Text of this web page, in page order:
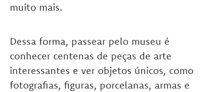
muito mais.
Dessa forma, passear pelo museu é
conhecer centenas de peças de arte
interessantes e ver objetos únicos, como
fotografias, figuras, porcelanas, armas e